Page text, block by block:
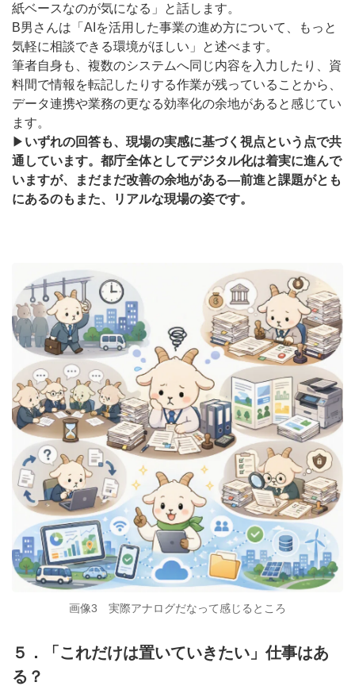
紙ベースなのが気になる」と話します。
B男さんは「AIを活用した事業の進め方について、もっと
気軽に相談できる環境がほしい」と述べます。
筆者自身も、複数のシステムへ同じ内容を入力したり、資
料間で情報を転記したりする作業が残っていることから、
データ連携や業務の更なる効率化の余地があると感じてい
ます。
▶ いずれの回答も、現場の実感に基づく視点という点で共
通しています。都庁全体としてデジタル化は着実に進んで
いますが、まだまだ改善の余地がある―前進と課題がとも
にあるのもまた、リアルな現場の姿です。
画像3 実際アナログだなって感じるところ
５．「これだけは置いていきたい」仕事はあ
る？